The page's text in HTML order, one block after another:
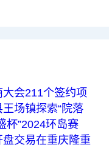
会211个签约项
场镇探索“院落
杯”2024环岛赛
交易在重庆隆重